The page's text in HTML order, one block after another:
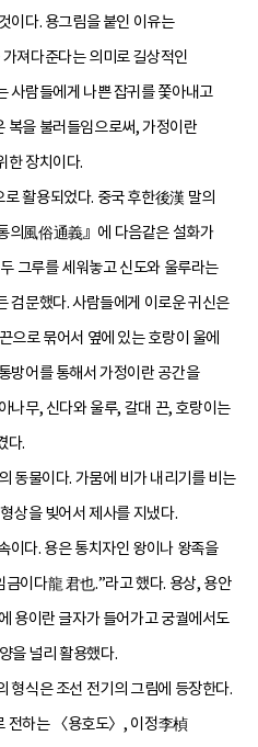
이다. 용그림을 붙인 이유는
져다준다는 의미로 길상적인
사람들에게 나쁜 잡귀를 쫓아내고
복을 불러들임으로써, 가정이란
한 장치이다.
활용되었다. 중국 후한後漢 말의
의風俗通義』에 다음같은 설화가
그루를 세워놓고 신도와 울루라는
검문했다. 사람들에게 이로운 귀신은
으로 묶어서 옆에 있는 호랑이 울에
방어를 통해서 가정이란 공간을
나무, 신다와 울루, 갈대 끈, 호랑이는
다.
동물이다. 가뭄에 비가 내리기를 비는
상을 빚어서 제사를 지냈다.
이다. 용은 통치자인 왕이나 왕족을
이다龍 君也.”라고 했다. 용상, 용안
용이란 글자가 들어가고 궁궐에서도
을 널리 활용했다.
형식은 조선 전기의 그림에 등장한다.
하는 〈용호도〉, 이정李楨